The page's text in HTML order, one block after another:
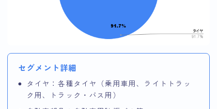
セグメント詳細
タイヤ：各種タイヤ（乗用車用、ライトトラッ
ク用、トラック・バス用）